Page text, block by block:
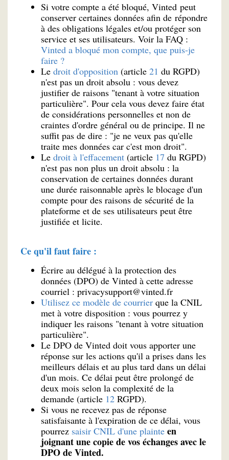
Si votre compte a été bloqué, Vinted peut
conserver certaines données afin de répondre
à des obligations légales et/ou protéger son
service et ses utilisateurs. Voir la FAQ :
Vinted a bloqué mon compte, que puis-je
faire ?
Le droit d'opposition (article 21 du RGPD)
n'est pas un droit absolu : vous devez
justifier de raisons "tenant à votre situation
particulière". Pour cela vous devez faire état
de considérations personnelles et non de
craintes d'ordre général ou de principe. Il ne
suffit pas de dire : "je ne veux pas qu'elle
traite mes données car c'est mon droit".
Le droit à l'effacement (article 17 du RGPD)
n'est pas non plus un droit absolu : la
conservation de certaines données durant
une durée raisonnable après le blocage d'un
compte pour des raisons de sécurité de la
plateforme et de ses utilisateurs peut être
justifiée et licite.
Ce qu'il faut faire :
Écrire au délégué à la protection des
données (DPO) de Vinted à cette adresse
courriel : privacysupport@vinted.fr
Utilisez ce modèle de courrier que la CNIL
met à votre disposition : vous pourrez y
indiquer les raisons "tenant à votre situation
particulière".
Le DPO de Vinted doit vous apporter une
réponse sur les actions qu'il a prises dans les
meilleurs délais et au plus tard dans un délai
d'un mois. Ce délai peut être prolongé de
deux mois selon la complexité de la
demande (article 12 RGPD).
Si vous ne recevez pas de réponse
satisfaisante à l'expiration de ce délai, vous
pourrez saisir CNIL d'une plainte en
joignant une copie de vos échanges avec le
DPO de Vinted.